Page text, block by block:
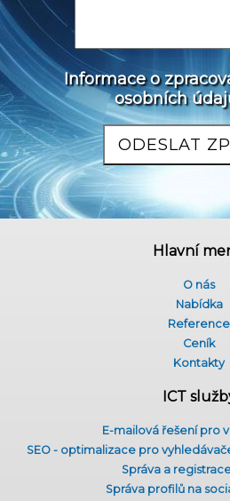
Informace o
osobních
Hlavní
O nás
Nabídka
Reference
Ceník
Kontakty
ICT
E-mailová řešení pro
SEO - optimalizace pro
Správa a
Správa profilů na